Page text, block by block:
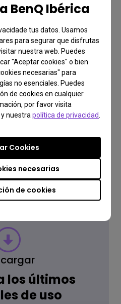
BenQ Ibérica
tus datos. Usamos
para segurar que disfrutas
nuestra web. Puedes
"Aceptar cookies" o bien
necesarias" para
no esenciales. Puedes
de cookies en cualquier
por favor visita
y nuestra política de privacidad
de cookies
necesarias
Cookies
Frecuentes
consulta?
más
los últimos
de uso